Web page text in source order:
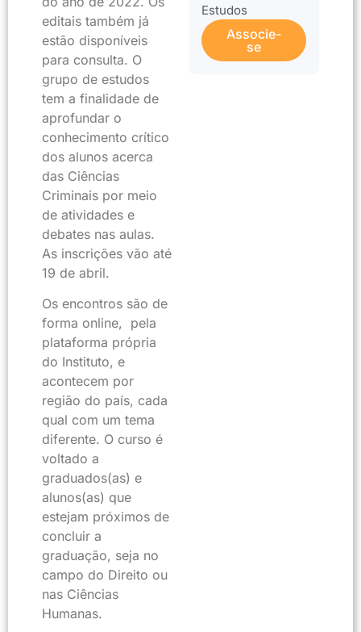
editais também já
estão disponíveis
para consulta. O
grupo de estudos
tem a finalidade de
aprofundar o
conhecimento crítico
dos alunos acerca
das Ciências
Criminais por meio
de atividades e
debates nas aulas.
As inscrições vão até
19 de abril.
Os encontros são de
forma online, pela
plataforma própria
do Instituto, e
acontecem por
região do país, cada
qual com um tema
diferente. O curso é
voltado a
graduados(as) e
alunos(as) que
estejam próximos de
concluir a
graduação, seja no
campo do Direito ou
nas Ciências
Humanas.
Estudos
Associe-
se